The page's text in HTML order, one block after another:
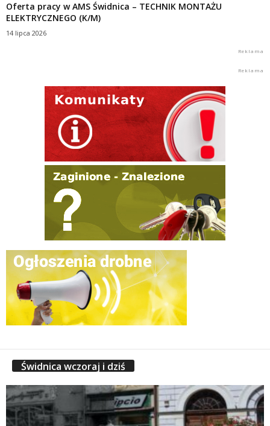
Oferta pracy w AMS Świdnica – TECHNIK MONTAŻU
ELEKTRYCZNEGO (K/M)
14 lipca 2026
Świdnica wczoraj i dziś